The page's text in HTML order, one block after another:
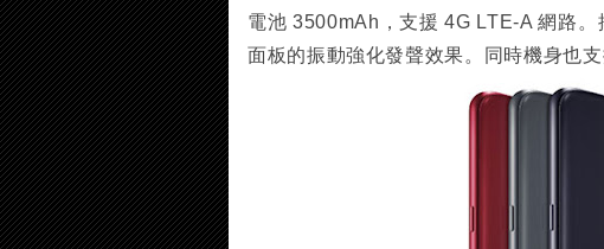
電池 3500mAh，支援 4G LTE-A 網路
面板的振動強化發聲效果。同時機身也